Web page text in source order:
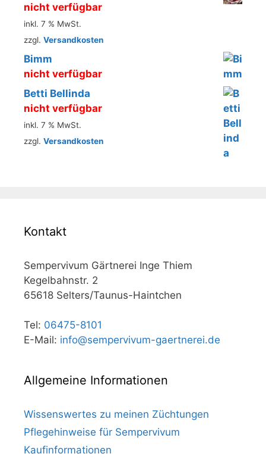
nicht verfügbar
inkl. 7 % MwSt.
zzgl. Versandkosten
Bimm
nicht verfügbar
Betti Bellinda
nicht verfügbar
inkl. 7 % MwSt.
zzgl. Versandkosten
Kontakt
Sempervivum Gärtnerei Inge Thiem
Kegelbahnstr. 2
65618 Selters/Taunus-Haintchen
Tel: 06475-8101
E-Mail: info@sempervivum-gaertnerei.de
Allgemeine Informationen
Wissenswertes zu meinen Züchtungen
Pflegehinweise für Sempervivum
Kaufinformationen